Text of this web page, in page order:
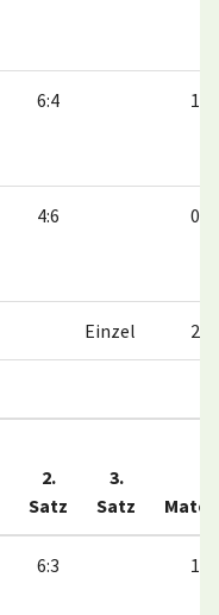
6:4 1:0
4:6 0:1
Einzel 2:2
2.
Satz
3.
Satz
6:3 1:0